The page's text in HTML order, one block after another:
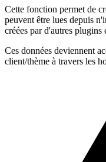
Cette fonction permet de
peuvent être lues depuis
créées par d'autres plugins
Ces données deviennent
client/thème à travers les